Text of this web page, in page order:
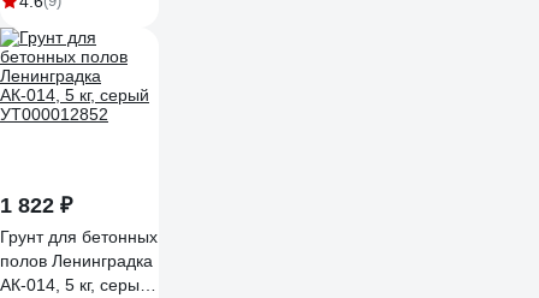
1 822 ₽
Грунт для бетонных
полов Ленинградка
АК-014, 5 кг, серый